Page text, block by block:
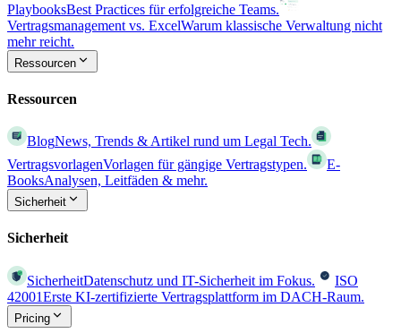
PlaybooksBest Practices für erfolgreiche Teams.
Vertragsmanagement vs. ExcelWarum klassische Verwaltung nicht
mehr reicht.
Ressourcen
Ressourcen
BlogNews, Trends & Artikel rund um Legal Tech.
VertragsvorlagenVorlagen für gängige Vertragstypen.
E-
BooksAnalysen, Leitfäden & mehr.
Sicherheit
Sicherheit
SicherheitDatenschutz und IT-Sicherheit im Fokus.
ISO
42001Erste KI-zertifizierte Vertragsplattform im DACH-Raum.
Pricing